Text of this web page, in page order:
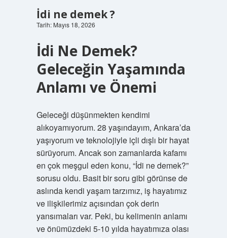
İdi ne demek ?
Tarih: Mayıs 18, 2026
İdi Ne Demek?
Geleceğin Yaşamında
Anlamı ve Önemi
Geleceği düşünmekten kendimi
alıkoyamıyorum. 28 yaşındayım, Ankara’da
yaşıyorum ve teknolojiyle içli dışlı bir hayat
sürüyorum. Ancak son zamanlarda kafamı
en çok meşgul eden konu, “İdi ne demek?”
sorusu oldu. Basit bir soru gibi görünse de
aslında kendi yaşam tarzımız, iş hayatımız
ve ilişkilerimiz açısından çok derin
yansımaları var. Peki, bu kelimenin anlamı
ve önümüzdeki 5-10 yılda hayatımıza olası